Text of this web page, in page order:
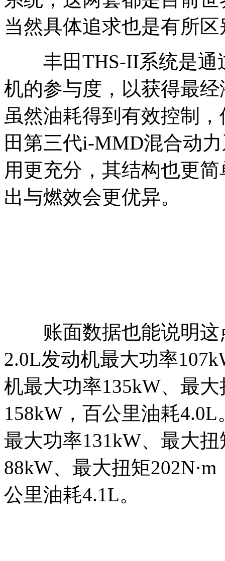
当然具体追求也是有所区
丰田THS-II系统是通
机的参与度，以获得最
虽然油耗得到有效控制
田第三代i-MMD混合动
用更充分，其结构也更
出与燃效会更优异。
账面数据也能说明这
2.0L发动机最大功率
机最大功率135kW、最
158kW，百公里油耗
最大功率131kW、最大
88kW、最大扭矩
公里油耗4.1L。